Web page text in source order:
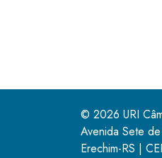
© 2026 URI
Avenida Sete
Erechim-RS |